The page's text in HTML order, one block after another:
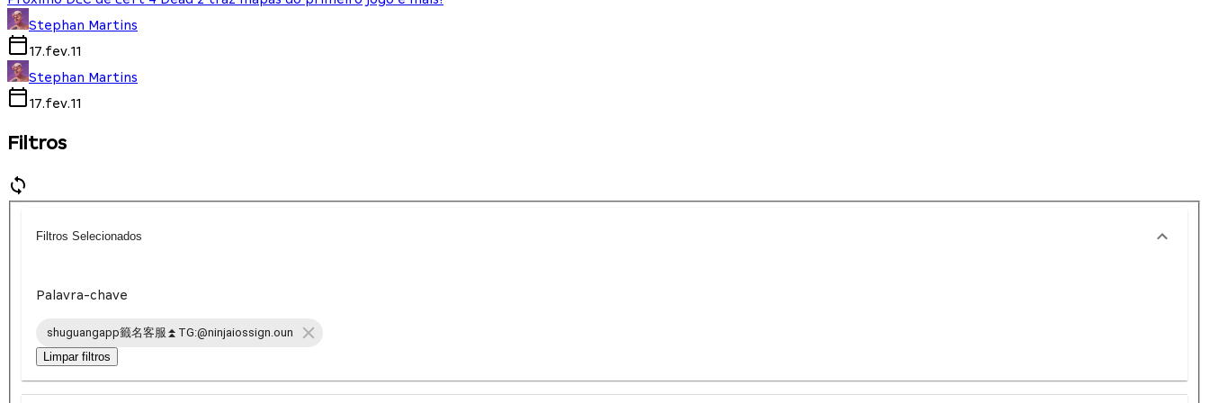
Stephan Martins
17.fev.11
Stephan Martins
17.fev.11
Filtros
Filtros Selecionados
Palavra-chave
shuguangapp籤名客服⏫️TG:@ninjaiossign.oun
Limpar filtros